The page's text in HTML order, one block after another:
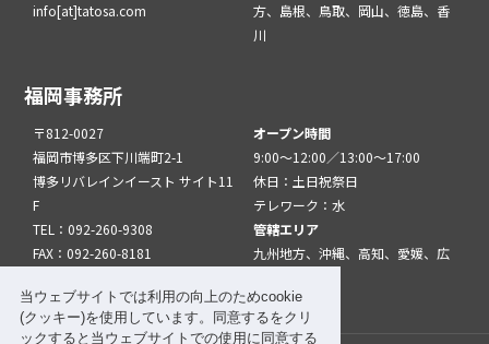
当ウェブサイトでは利用の向上のためcookie
(クッキー)を使用しています。同意するをクリ
ックすると当ウェブサイトでの使用に同意する
info[at]tatosa.com
方、島根、鳥取、岡山、徳島、香
川
福岡事務所
〒812-0027
福岡市博多区下川端町2-1
博多リバレインイースト サイト11
F
TEL：092-260-9308
FAX：092-260-8181
オープン時間
9:00～12:00／13:00～17:00
休日：土日祝祭日
テレワーク：水
管轄エリア
九州地方、沖縄、高知、愛媛、広